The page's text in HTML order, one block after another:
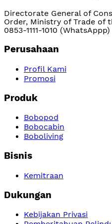
Directorate General of
Order, Ministry of Trade of
0853-1111-1010 (WhatsAppp)
Perusahaan
Profil Kami
Promosi
Produk
Bobopod
Bobocabin
Boboliving
Bisnis
Kemitraan
Dukungan
Kebijakan Privasi